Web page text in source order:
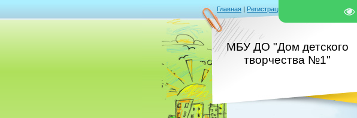
Главная | Регистрация
МБУ ДО "Дом детского
творчества №1"